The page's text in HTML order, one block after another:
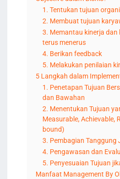
1. Tentukan tujuan
2. Membuat tujuan
3. Memantau kinerja dan
terus menerus
4. Berikan feedback
5. Melakukan penilaian
5 Langkah dalam
1. Penetapan Tujuan
dan Bawahan
2. Menentukan Tujuan
Measurable, Achievable,
bound)
3. Pembagian Tanggung
4. Pengawasan dan
5. Penyesuaian Tujuan
Manfaat Management By